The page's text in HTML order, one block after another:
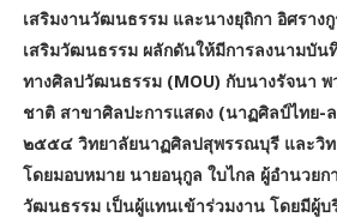
เสริมงานวัฒนธรรม และนางยุถิกา อิศราง
เสริมวัฒนธรรม ผลักดันให้มีการลงนามบัน
ทางศิลปวัฒนธรรม (MOU) กับนางรัจนา พ
ชาติ สาขาศิลปะการแสดง (นาฏศิลป์ไทย-
๒๕๕๔ วิทยาลัยนาฏศิลปสุพรรณบุรี และวิ
โดยมอบหมาย นายอนุกูล ใบไกล ผู้อำนวยก
วัฒนธรรม เป็นผู้แทนเข้าร่วมงาน โดยมีผู้